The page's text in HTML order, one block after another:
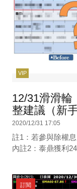
VIP
12/31滑滑輪
整建議（新
2020/12/31 17:05
註1：若參與除權
內註2：泰鼎獲利
訂閱